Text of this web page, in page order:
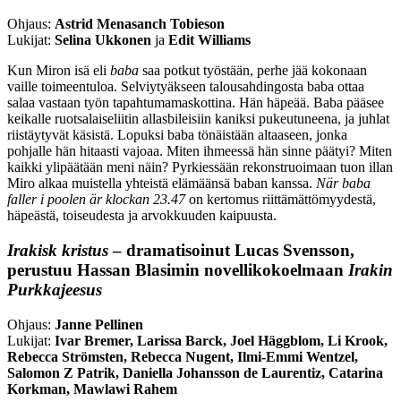
Ohjaus: Astrid Menasanch Tobieson
Lukijat: Selina Ukkonen ja Edit Williams
Kun Miron isä eli baba saa potkut työstään, perhe jää kokonaan
vaille toimeentuloa. Selviytyäkseen talousahdingosta baba ottaa
salaa vastaan työn tapahtumamaskottina. Hän häpeää. Baba pääsee
keikalle ruotsalaiseliitin allasbileisiin kaniksi pukeutuneena, ja juhlat
riistäytyvät käsistä. Lopuksi baba tönäistään altaaseen, jonka
pohjalle hän hitaasti vajoaa. Miten ihmeessä hän sinne päätyi? Miten
kaikki ylipäätään meni näin? Pyrkiessään rekonstruoimaan tuon illan
Miro alkaa muistella yhteistä elämäänsä baban kanssa. När baba
faller i poolen är klockan 23.47on kertomus riittämättömyydestä,
häpeästä, toiseudesta ja arvokkuuden kaipuusta.
Irakisk kristus– dramatisoinut Lucas Svensson,
perustuu Hassan Blasimin novellikokoelmaan Irakin
Purkkajeesus
Ohjaus: Janne Pellinen
Lukijat: Ivar Bremer, Larissa Barck, Joel Häggblom, Li Krook,
Rebecca Strömsten, Rebecca Nugent, Ilmi-Emmi Wentzel,
Salomon Z Patrik, Daniella Johansson de Laurentiz, Catarina
Korkman, Mawlawi Rahem